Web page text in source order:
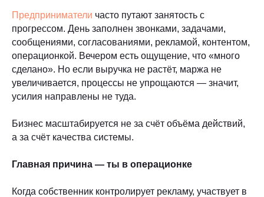
Предприниматели часто путают занятость с
прогрессом. День заполнен звонками, задачами,
сообщениями, согласованиями, рекламой, контентом,
операционкой. Вечером есть ощущение, что «много
сделано». Но если выручка не растёт, маржа не
увеличивается, процессы не упрощаются — значит,
усилия направлены не туда.
Бизнес масштабируется не за счёт объёма действий,
а за счёт качества системы.
Главная причина — ты в операционке
Когда собственник контролирует рекламу, участвует в